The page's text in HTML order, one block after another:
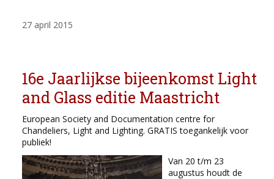
27 april 2015
16e Jaarlijkse bijeenkomst Light
and Glass editie Maastricht
European Society and Documentation centre for
Chandeliers, Light and Lighting. GRATIS toegankelijk voor
publiek!
Van 20 t/m 23
augustus houdt de